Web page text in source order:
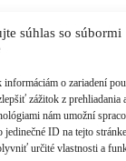
súhlas so súbormi
o zariadení
zážitok z prehliadania
nám umožní
jedinečné ID na tejto
určité vlastnosti a
údajov